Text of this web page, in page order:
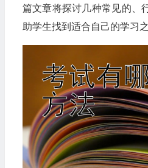
篇文章将探讨几种常见的、
助学生找到适合自己的学习之